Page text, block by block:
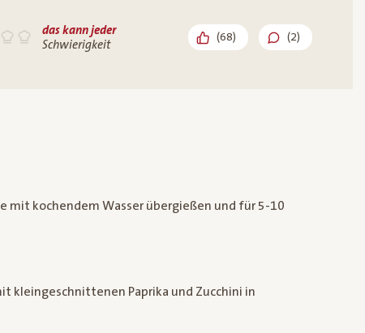
das kann jeder
Schwierigkeit
(68) (2)
mit kochendem Wasser übergießen und für 5-10
kleingeschnittenen Paprika und Zucchini in